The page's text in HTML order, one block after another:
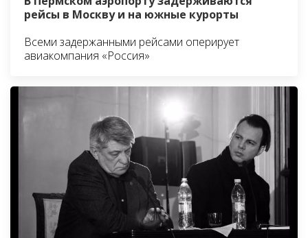
рейсы в Москву и на южные курорты
Всеми задержанными рейсами оперирует
авиакомпания «Россия»